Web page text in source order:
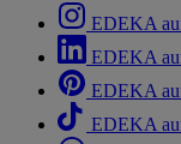
EDEKA
EDEKA
EDEKA
EDEKA